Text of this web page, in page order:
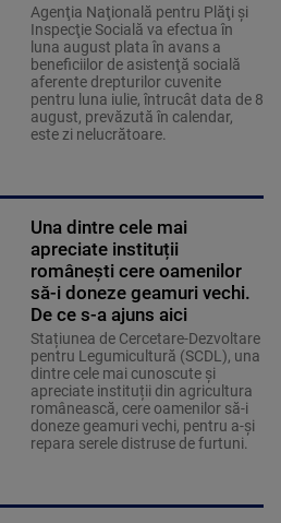
Agenţia Naţională pentru Plăţi şi
Inspecţie Socială va efectua în
luna august plata în avans a
beneficiilor de asistenţă socială
aferente drepturilor cuvenite
pentru luna iulie, întrucât data de 8
august, prevăzută în calendar,
este zi nelucrătoare.
Una dintre cele mai
apreciate instituții
românești cere oamenilor
să-i doneze geamuri vechi.
De ce s-a ajuns aici
Stațiunea de Cercetare-Dezvoltare
pentru Legumicultură (SCDL), una
dintre cele mai cunoscute și
apreciate instituții din agricultura
românească, cere oamenilor să-i
doneze geamuri vechi, pentru a-și
repara serele distruse de furtuni.